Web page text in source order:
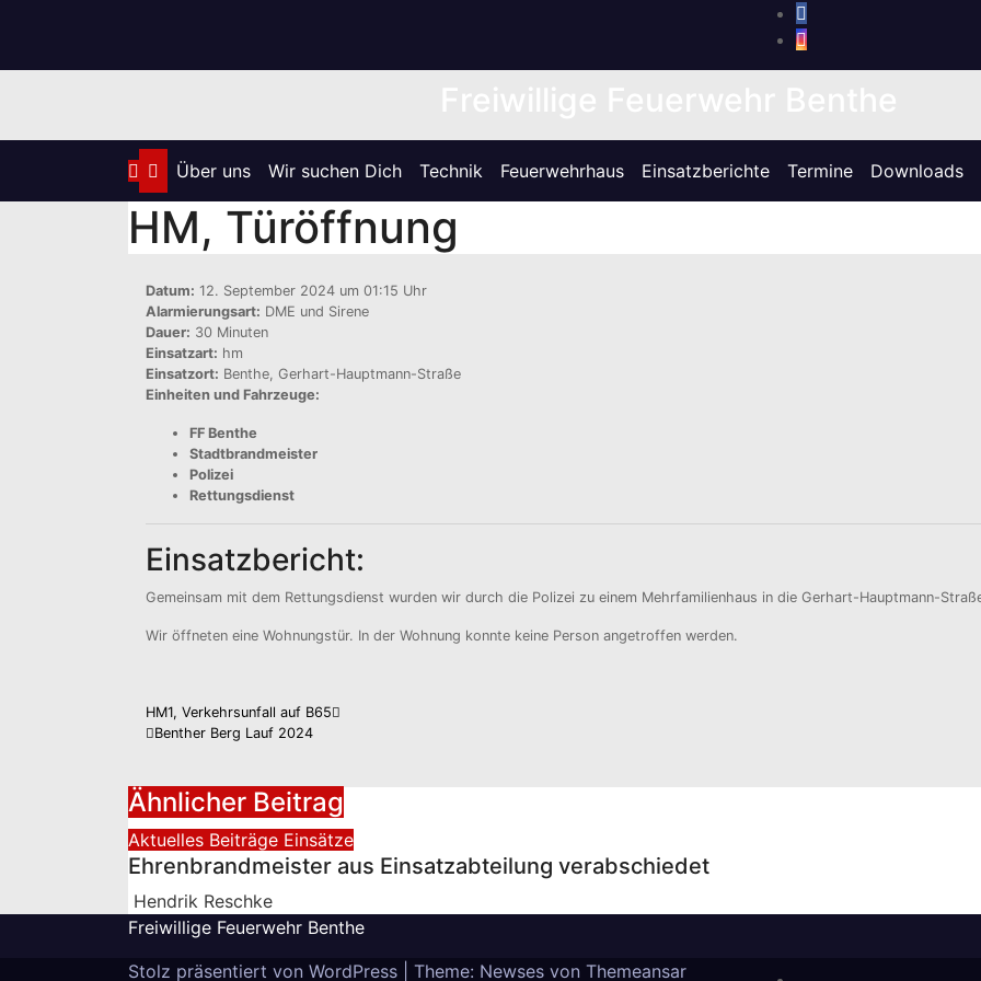
springen
Über uns Wir suchen Dich Technik Feuerwehrhaus Einsatzberichte Termine Downloads
HM, Türöffnung
Datum: 12. September 2024 um 01:15 Uhr
Alarmierungsart: DME und Sirene
Dauer: 30 Minuten
Einsatzart: hm
Einsatzort: Benthe, Gerhart-Hauptmann-Straße
Einheiten und Fahrzeuge:
FF Benthe
Stadtbrandmeister
Polizei
Rettungsdienst
Einsatzbericht:
Gemeinsam mit dem Rettungsdienst wurden wir durch die Polizei zu einem Mehrfamilienhaus in die Gerhart-Hauptmann-
Wir öffneten eine Wohnungstür. In der Wohnung konnte keine Person angetroffen werden.
Beitragsnavigation
HM1, Verkehrsunfall auf B65
Benther Berg Lauf 2024
Ähnlicher Beitrag
Aktuelles Beiträge Einsätze
Ehrenbrandmeister aus Einsatzabteilung verabschiedet
Hendrik Reschke
Freiwillige Feuerwehr Benthe
Stolz präsentiert von WordPress
Theme: Newses von Themeansar